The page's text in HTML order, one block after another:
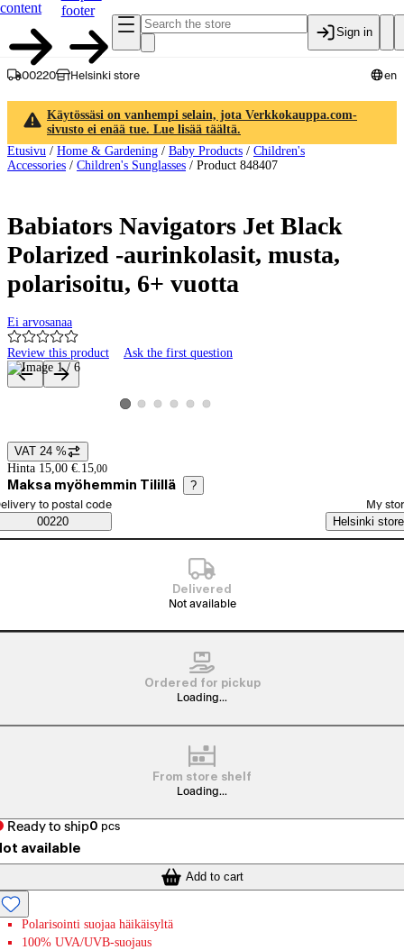
content
footer
Sign in
00220 Helsinki store en
Käytössäsi on vanhempi selain, jota Verkkokauppa.com-
sivusto ei enää tue. Lue lisää täältä.
Etusivu / Home & Gardening / Baby Products / Children's
Accessories / Children's Sunglasses / Product 848407
Babiators Navigators Jet Black
Polarized -aurinkolasit, musta,
polarisoitu, 6+ vuotta
Ei arvosanaa
Review this product Ask the first question
Product images and videos
View product image 1
View product image 2
View product image 3
View product image 4
View product image 5
View product image 6
Price details
VAT 24 %
Hinta 15,00 €. 15,00
Maksa myöhemmin Tilillä ?
Saatavuustiedot
order method
to postal code
00220
My
Helsinki store
Delivered
Not available
Ordered for pickup
Loading...
From store shelf
Loading...
Ready to ship0 pcs
available
Add to cart
Polarisointi suojaa häikäisyltä
100% UVA/UVB-suojaus